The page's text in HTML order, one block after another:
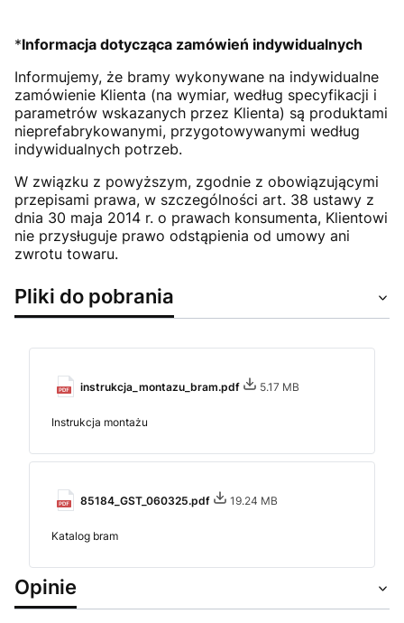
*Informacja dotycząca zamówień indywidualnych
Informujemy, że bramy wykonywane na indywidualne
zamówienie Klienta (na wymiar, według specyfikacji i
parametrów wskazanych przez Klienta) są produktami
nieprefabrykowanymi, przygotowywanymi według
indywidualnych potrzeb.
W związku z powyższym, zgodnie z obowiązującymi
przepisami prawa, w szczególności art. 38 ustawy z
dnia 30 maja 2014 r. o prawach konsumenta, Klientowi
nie przysługuje prawo odstąpienia od umowy ani
zwrotu towaru.
Pliki do pobrania
instrukcja_montazu_bram.pdf 5.17 MB
Instrukcja montażu
85184_GST_060325.pdf 19.24 MB
Katalog bram
Opinie